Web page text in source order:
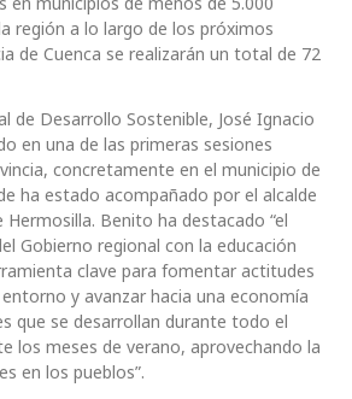
región a lo largo de los próximos
de Cuenca se realizarán un total de 72
de Desarrollo Sostenible, José Ignacio
en una de las primeras sesiones
concretamente en el municipio de
ha estado acompañado por el alcalde
Hermosilla. Benito ha destacado “el
Gobierno regional con la educación
clave para fomentar actitudes
y avanzar hacia una economía
que se desarrollan durante todo el
los meses de verano, aprovechando la
en los pueblos”.